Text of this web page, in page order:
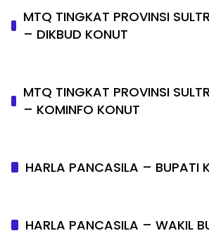
MTQ TINGKAT PROVINSI
– DIKBUD KONUT
MTQ TINGKAT PROVINSI
– KOMINFO KONUT
HARLA PANCASILA – BUPATI
HARLA PANCASILA – WAKIL